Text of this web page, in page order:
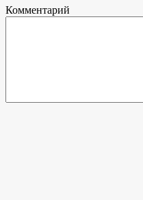
Комментарий